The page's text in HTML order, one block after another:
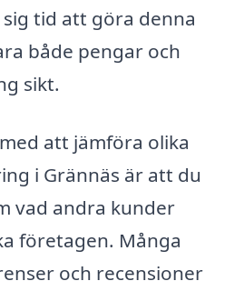
tid att göra denna
både pengar och
sikt.
att jämföra olika
i Grännäs är att du
vad andra kunder
företagen. Många
och recensioner